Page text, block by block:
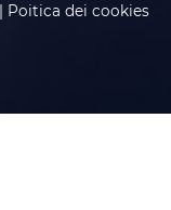
Poitica dei cookies